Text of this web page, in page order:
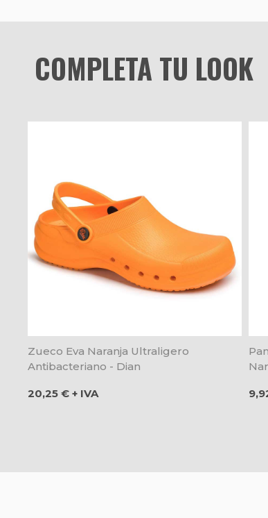
COMPLETA TU LOOK
Zueco Eva Naranja Ultraligero
Antibacteriano - Dian
Precio
20,25 € + IVA